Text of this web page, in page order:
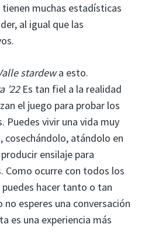
muchas estadísticas
al igual que las
stardewa esto.
’22Es tan fiel a la realidad
el juego para probar los
Puedes vivir una vida muy
atándolo en
ensilaje para
Como ocurre con todos los
hacer tanto o tan
esperes una conversación
es una experiencia más